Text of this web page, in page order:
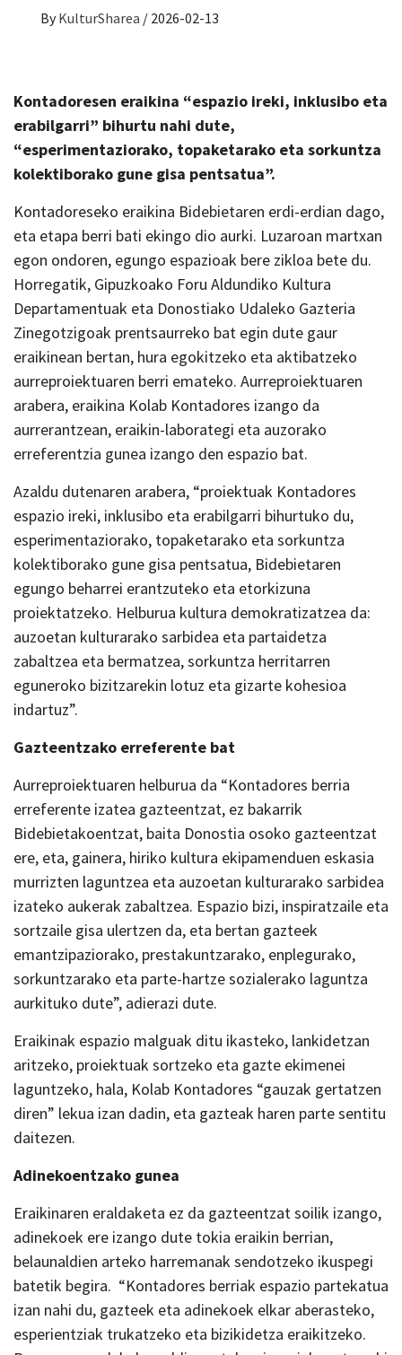
By KulturSharea / 2026-02-13
Kontadoresen eraikina “espazio ireki, inklusibo eta
erabilgarri” bihurtu nahi dute,
“esperimentaziorako, topaketarako eta sorkuntza
kolektiborako gune gisa pentsatua”.
Kontadoreseko eraikina Bidebietaren erdi-erdian dago,
eta etapa berri bati ekingo dio aurki. Luzaroan martxan
egon ondoren, egungo espazioak bere zikloa bete du.
Horregatik, Gipuzkoako Foru Aldundiko Kultura
Departamentuak eta Donostiako Udaleko Gazteria
Zinegotzigoak prentsaurreko bat egin dute gaur
eraikinean bertan, hura egokitzeko eta aktibatzeko
aurreproiektuaren berri emateko. Aurreproiektuaren
arabera, eraikina Kolab Kontadores izango da
aurrerantzean, eraikin-laborategi eta auzorako
erreferentzia gunea izango den espazio bat.
Azaldu dutenaren arabera, “proiektuak Kontadores
espazio ireki, inklusibo eta erabilgarri bihurtuko du,
esperimentaziorako, topaketarako eta sorkuntza
kolektiborako gune gisa pentsatua, Bidebietaren
egungo beharrei erantzuteko eta etorkizuna
proiektatzeko. Helburua kultura demokratizatzea da:
auzoetan kulturarako sarbidea eta partaidetza
zabaltzea eta bermatzea, sorkuntza herritarren
eguneroko bizitzarekin lotuz eta gizarte kohesioa
indartuz”.
Gazteentzako erreferente bat
Aurreproiektuaren helburua da “Kontadores berria
erreferente izatea gazteentzat, ez bakarrik
Bidebietakoentzat, baita Donostia osoko gazteentzat
ere, eta, gainera, hiriko kultura ekipamenduen eskasia
murrizten laguntzea eta auzoetan kulturarako sarbidea
izateko aukerak zabaltzea. Espazio bizi, inspiratzaile eta
sortzaile gisa ulertzen da, eta bertan gazteek
emantzipaziorako, prestakuntzarako, enplegurako,
sorkuntzarako eta parte-hartze sozialerako laguntza
aurkituko dute”, adierazi dute.
Eraikinak espazio malguak ditu ikasteko, lankidetzan
aritzeko, proiektuak sortzeko eta gazte ekimenei
laguntzeko, hala, Kolab Kontadores “gauzak gertatzen
diren” lekua izan dadin, eta gazteak haren parte sentitu
daitezen.
Adinekoentzako gunea
Eraikinaren eraldaketa ez da gazteentzat soilik izango,
adinekoek ere izango dute tokia eraikin berrian,
belaunaldien arteko harremanak sendotzeko ikuspegi
batetik begira. “Kontadores berriak espazio partekatua
izan nahi du, gazteek eta adinekoek elkar aberasteko,
esperientziak trukatzeko eta bizikidetza eraikitzeko.